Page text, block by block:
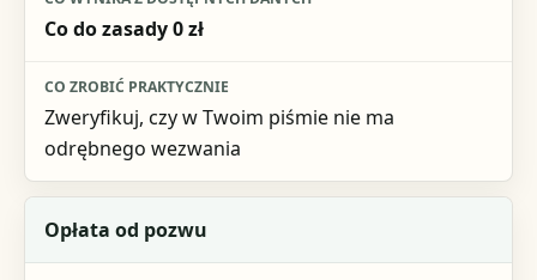
Co do zasady 0 zł
Zweryfikuj, czy w Twoim piśmie nie ma
odrębnego wezwania
Opłata od pozwu